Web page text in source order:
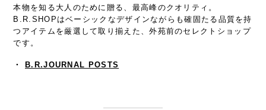
本物を知る大人のために贈る、最高峰のクオリティ。
B.R.SHOPはベーシックなデザインながらも確固たる品質を持
つアイテムを厳選して取り揃えた、外苑前のセレクトショップ
です。
・ B.R.JOURNAL POSTS